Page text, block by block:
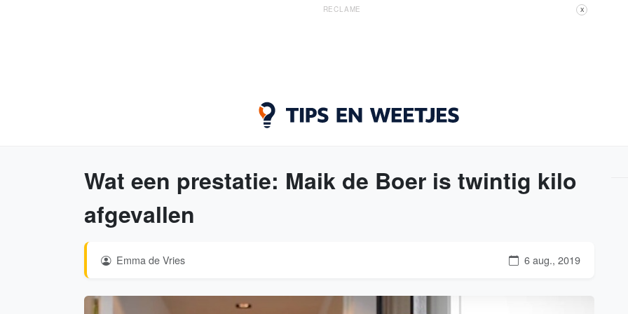
RECLAME X
Wat een prestatie: Maik de Boer is twintig kilo
afgevallen
Emma de Vries 6 aug., 2019